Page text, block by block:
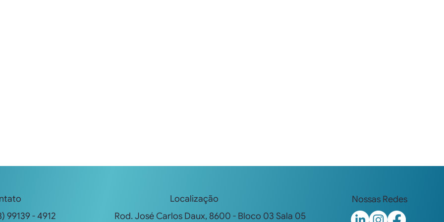
99139 - 4912
Localização
Rod. José Carlos Daux, 8600 - Bloco 03 Sala 05
Nossas Redes